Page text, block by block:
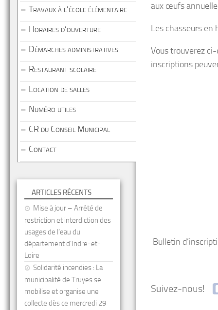
aux œufs
Les chasseurs
Vous trouverez
inscriptions
Bulletin
Suivez-nous!
Travaux à l’école élémentaire
Horaires d’ouverture
Démarches administratives
Restaurant scolaire
Location de salles
Numéro utiles
CR du Conseil Municipal
Contact
ARTICLES RÉCENTS
Mise à jour – Arrêté de
restriction et interdiction des
usages de l’eau du
département d’Indre-et-
Loire
Solidarité incendies : La
municipalité de Truyes se
mobilise et organise une
collecte dès ce mercredi 29